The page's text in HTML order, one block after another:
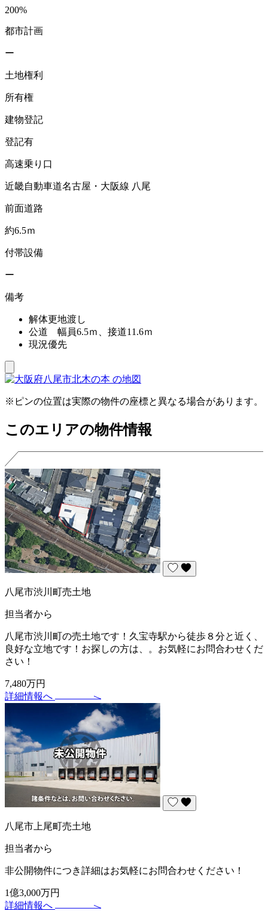
200%
都市計画
ー
土地権利
所有権
建物登記
登記有
高速乗り口
近畿自動車道名古屋・大阪線 八尾
前面道路
約6.5ｍ
付帯設備
ー
備考
解体更地渡し
公道 幅員6.5ｍ、接道11.6ｍ
現況優先
※ピンの位置は実際の物件の座標と異なる場合があります。
このエリアの物件情報
八尾市渋川町売土地
担当者から
八尾市渋川町の売土地です！久宝寺駅から徒歩８分と近く、
良好な立地です！お探しの方は、。お気軽にお問合わせくだ
さい！
7,480万円
詳細情報へ
八尾市上尾町売土地
担当者から
非公開物件につき詳細はお気軽にお問合わせください！
1億3,000万円
詳細情報へ